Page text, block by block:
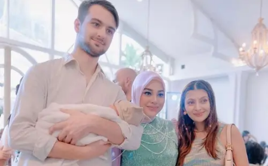
Share to others